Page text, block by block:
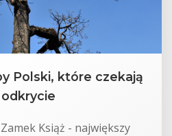
Polski, które czekają
Książ - największy